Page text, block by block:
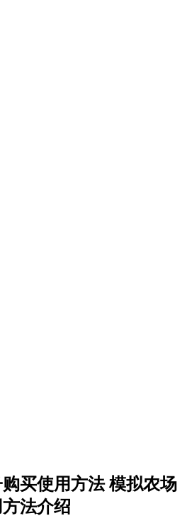
买使用方法 模拟农场
法介绍